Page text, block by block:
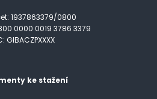
1937863379/0800
0000 0019 3786 3379
GIBACZPXXXX
ke stažení